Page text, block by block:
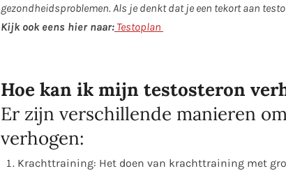
gezondheidsproblemen. Als je denkt dat je een tekort aan
Kijk ook eens hier naar: Testoplan
Hoe kan ik mijn testosteron
Er zijn verschillende manieren
verhogen:
Krachttraining: Het doen van krachttraining met